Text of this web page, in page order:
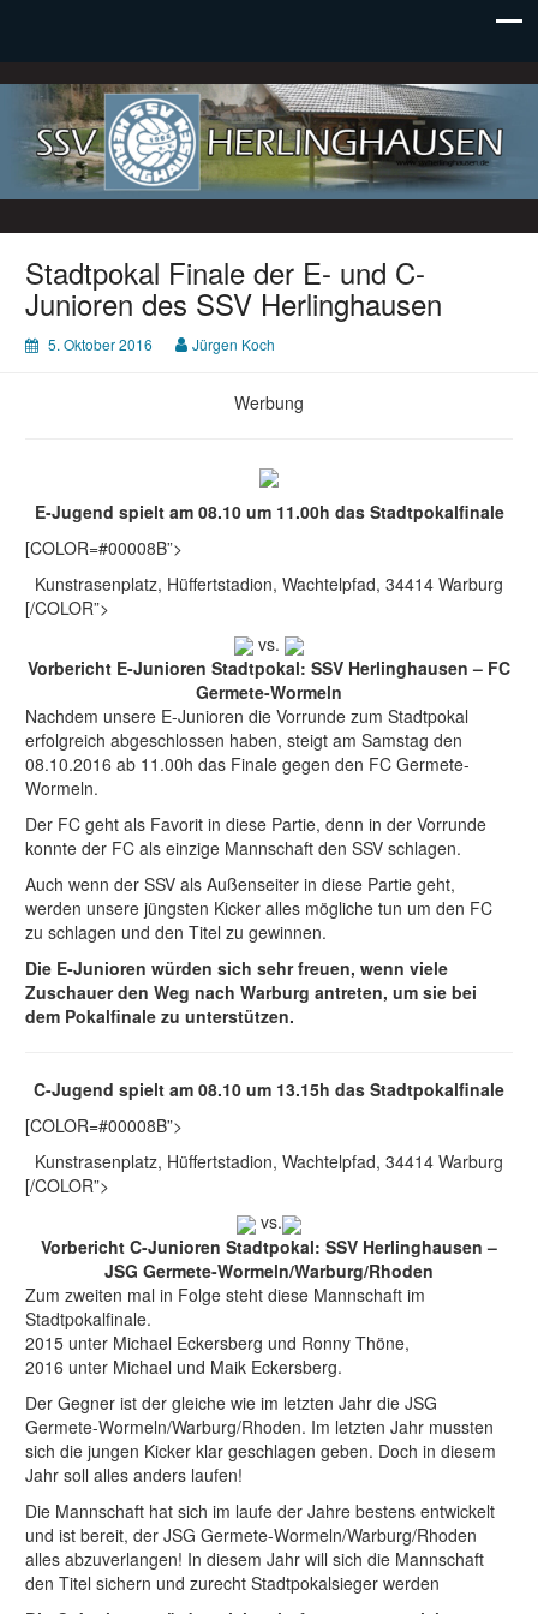
SSV Herlinghausen e. V.
Stadtpokal Finale der E- und C-
Junioren des SSV Herlinghausen
5. Oktober 2016 Jürgen Koch
Werbung
E-Jugend spielt am 08.10 um 11.00h das Stadtpokalfinale
[COLOR=#00008B”>
Kunstrasenplatz, Hüffertstadion, Wachtelpfad, 34414 Warburg
[/COLOR”>
vs.
Vorbericht E-Junioren Stadtpokal: SSV Herlinghausen – FC
Germete-Wormeln
Nachdem unsere E-Junioren die Vorrunde zum Stadtpokal
erfolgreich abgeschlossen haben, steigt am Samstag den
08.10.2016 ab 11.00h das Finale gegen den FC Germete-
Wormeln.
Der FC geht als Favorit in diese Partie, denn in der Vorrunde
konnte der FC als einzige Mannschaft den SSV schlagen.
Auch wenn der SSV als Außenseiter in diese Partie geht,
werden unsere jüngsten Kicker alles mögliche tun um den FC
zu schlagen und den Titel zu gewinnen.
Die E-Junioren würden sich sehr freuen, wenn viele
Zuschauer den Weg nach Warburg antreten, um sie bei
dem Pokalfinale zu unterstützen.
C-Jugend spielt am 08.10 um 13.15h das Stadtpokalfinale
[COLOR=#00008B”>
Kunstrasenplatz, Hüffertstadion, Wachtelpfad, 34414 Warburg
[/COLOR”>
vs.
Vorbericht C-Junioren Stadtpokal: SSV Herlinghausen –
JSG Germete-Wormeln/Warburg/Rhoden
Zum zweiten mal in Folge steht diese Mannschaft im
Stadtpokalfinale.
2015 unter Michael Eckersberg und Ronny Thöne,
2016 unter Michael und Maik Eckersberg.
Der Gegner ist der gleiche wie im letzten Jahr die JSG
Germete-Wormeln/Warburg/Rhoden. Im letzten Jahr mussten
sich die jungen Kicker klar geschlagen geben. Doch in diesem
Jahr soll alles anders laufen!
Die Mannschaft hat sich im laufe der Jahre bestens entwickelt
und ist bereit, der JSG Germete-Wormeln/Warburg/Rhoden
alles abzuverlangen! In diesem Jahr will sich die Mannschaft
den Titel sichern und zurecht Stadtpokalsieger werden